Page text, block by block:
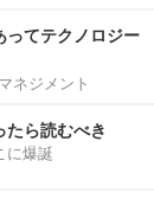
ってテクノロジー
ネジメント
たら読むべき
に爆誕